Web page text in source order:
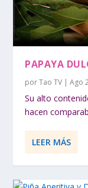
PAPAYA
porTao TV |Ago
Su alto
hacen
LEER MÁS